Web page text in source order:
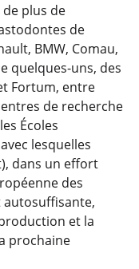
plus de
de
BMW, Comau,
quelques-uns, des
Fortum, entre
de recherche
Écoles
lesquelles
dans un effort
des
et la
prochaine